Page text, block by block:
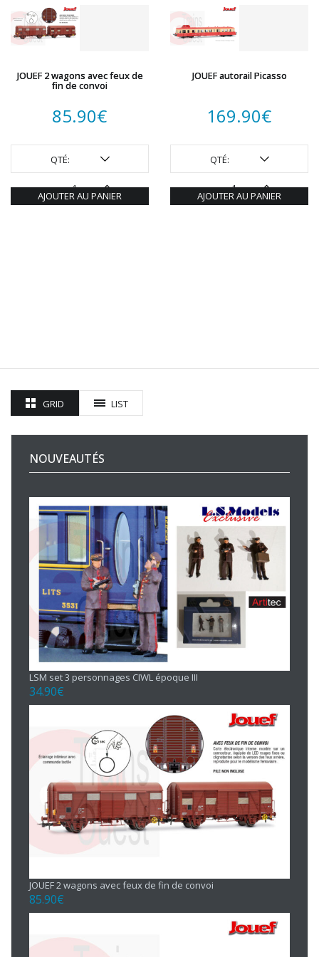
JOUEF 2 wagons avec feux de
fin de convoi
85.90€
QTÉ:
AJOUTER AU PANIER
JOUEF autorail Picasso
169.90€
QTÉ:
AJOUTER AU PANIER
GRID LIST
NOUVEAUTÉS
LSM set 3 personnages CIWL époque III
34.90€
JOUEF 2 wagons avec feux de fin de convoi
85.90€